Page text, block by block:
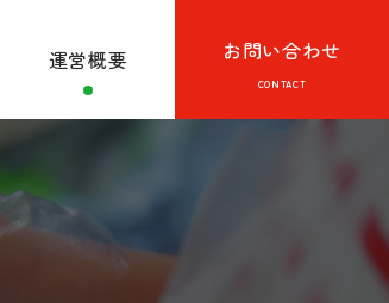
運営概要 お問い合わせ